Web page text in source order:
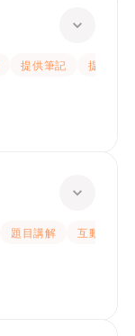
提供筆記
提供練
題目講解
互動教學